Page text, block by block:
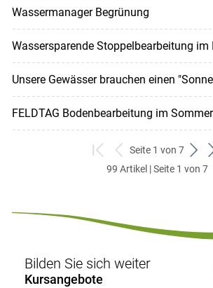
Wassermanager Begrünung
Wassersparende Stoppelbearbeitung im
Unsere Gewässer brauchen einen
FELDTAG Bodenbearbeitung im Sommer
zum
ersten
zurück
zum
Seite 1 von 7
zum
99 Artikel | Seite 1 von 7
Bilden Sie sich weiter
Kursangebote